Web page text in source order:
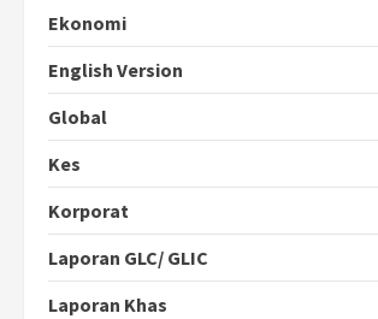
Ekonomi
English Version
Global
Kes
Korporat
Laporan GLC/ GLIC
Laporan Khas